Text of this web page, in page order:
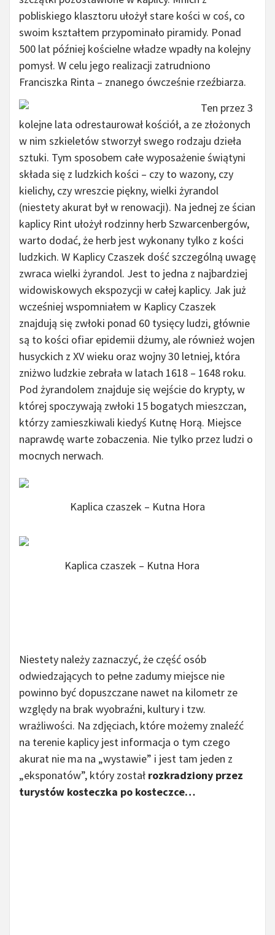
pobliskiego klasztoru ułożył stare kości w coś, co
swoim kształtem przypominało piramidy. Ponad
500 lat później kościelne władze wpadły na kolejny
pomysł. W celu jego realizacji zatrudniono
Franciszka Rinta – znanego ówcześnie rzeźbiarza.
Ten przez 3
kolejne lata odrestaurował kościół, a ze złożonych
w nim szkieletów stworzył swego rodzaju dzieła
sztuki. Tym sposobem całe wyposażenie świątyni
składa się z ludzkich kości – czy to wazony, czy
kielichy, czy wreszcie piękny, wielki żyrandol
(niestety akurat był w renowacji). Na jednej ze ścian
kaplicy Rint ułożył rodzinny herb Szwarcenbergów,
warto dodać, że herb jest wykonany tylko z kości
ludzkich. W Kaplicy Czaszek dość szczególną uwagę
zwraca wielki żyrandol. Jest to jedna z najbardziej
widowiskowych ekspozycji w całej kaplicy. Jak już
wcześniej wspomniałem w Kaplicy Czaszek
znajdują się zwłoki ponad 60 tysięcy ludzi, głównie
są to kości ofiar epidemii dżumy, ale również wojen
husyckich z XV wieku oraz wojny 30 letniej, która
zniżwo ludzkie zebrała w latach 1618 – 1648 roku.
Pod żyrandolem znajduje się wejście do krypty, w
której spoczywają zwłoki 15 bogatych mieszczan,
którzy zamieszkiwali kiedyś Kutnę Horą. Miejsce
naprawdę warte zobaczenia. Nie tylko przez ludzi o
mocnych nerwach.
Kaplica czaszek – Kutna Hora
Kaplica czaszek – Kutna Hora
Niestety należy zaznaczyć, że część osób
odwiedzających to pełne zadumy miejsce nie
powinno być dopuszczane nawet na kilometr ze
względy na brak wyobraźni, kultury i tzw.
wrażliwości. Na zdjęciach, które możemy znaleźć
na terenie kaplicy jest informacja o tym czego
akurat nie ma na „wystawie” i jest tam jeden z
„eksponatów”, który został rozkradziony przez
turystów kosteczka po kosteczce…